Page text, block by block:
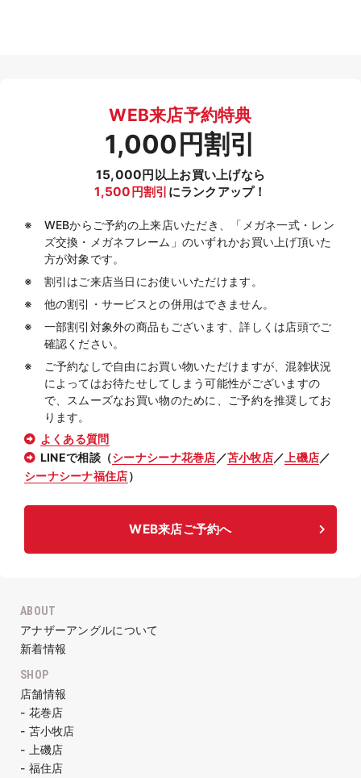
WEB来店予約特典
1,000円割引
15,000円以上お買い上げなら
1,500円割引 にランクアップ！
WEBからご予約の上来店いただき、「メガネ一式・レン
ズ交換・メガネフレーム」のいずれかお買い上げ頂いた
方が対象です。
割引はご来店当日にお使いいただけます。
他の割引・サービスとの併用はできません。
一部割引対象外の商品もございます、詳しくは店頭でご
確認ください。
ご予約なしで自由にお買い物いただけますが、混雑状況
によってはお待たせしてしまう可能性がございますの
で、スムーズなお買い物のために、ご予約を推奨してお
ります。
よくある質問
LINEで相談（シーナシーナ花巻店 ／苫小牧店／ 上磯店／
シーナシーナ福住店）
WEB来店ご予約へ
ABOUT
アナザーアングルについて
新着情報
SHOP
店舗情報
- 花巻店
- 苫小牧店
- 上磯店
- 福住店